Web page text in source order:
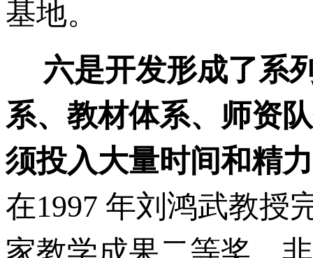
基地。
六是开发形成了系
系、教材体系、师资
须投入大量时间和精
在1997 年刘鸿武教授